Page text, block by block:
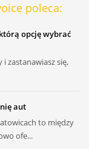
poleca:
opcję wybrać
i zastanawiasz się,
aut
to między
ofe...